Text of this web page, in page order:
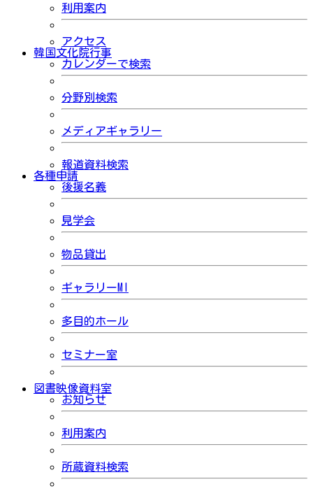
利用案内
アクセス
韓国文化院行事
カレンダーで検索
分野別検索
メディアギャラリー
報道資料検索
各種申請
後援名義
見学会
物品貸出
ギャラリーMI
多目的ホール
セミナー室
図書映像資料室
お知らせ
利用案内
所蔵資料検索